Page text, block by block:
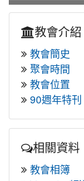
教會介紹
教會簡史
聚會時間
教會位置
90週年特刊
相關資料
教會相簿